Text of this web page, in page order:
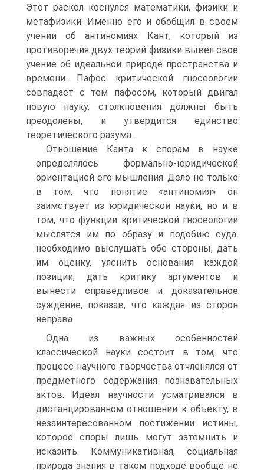
Этот раскол коснулся математики, физики и
метафизики. Именно его и обобщил в своем
учении об антиномиях Кант, который из
противоречия двух теорий физики вывел свое
учение об идеальной природе пространства и
времени. Пафос критической гносеологии
совпадает с тем пафосом, который двигал
новую науку, столкновения должны быть
преодолены, и утвердится единство
теоретического разума.
Отношение Канта к спорам в науке
определялось формально-юридической
ориентацией его мышления. Дело не только
в том, что понятие «антиномия» он
заимствует из юридической науки, но и в
том, что функции критической гносеологии
мыслятся им по образу и подобию суда:
необходимо выслушать обе стороны, дать
им оценку, уяснить основания каждой
позиции, дать критику аргументов и
вынести справедливое и доказательное
суждение, показав, что каждая из сторон
неправа.
Одна из важных особенностей
классической науки состоит в том, что
процесс научного творчества отчленялся от
предметного содержания познавательных
актов. Идеал научности усматривался в
дистанцированном отношении к объекту, в
незаинтересованном постижении истины,
которое споры лишь могут затемнить и
исказить. Коммуникативная, социальная
природа знания в таком подходе вообще не